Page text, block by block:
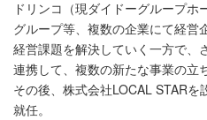
ドリンコ（現ダイドーグループホ
グループ等、複数の企業にて経営
経営課題を解決していく一方で、
連携して、複数の新たな事業の立
その後、株式会社LOCAL STAR
就任。